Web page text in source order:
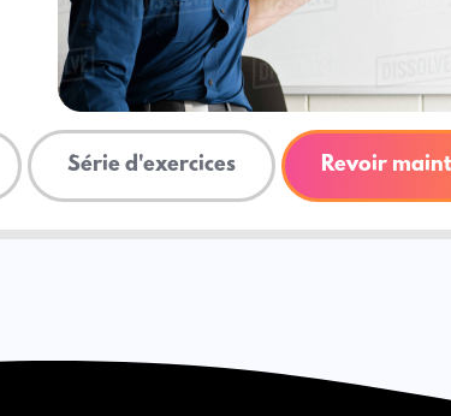
Série d'exercices Revoir